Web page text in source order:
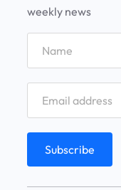
weekly news